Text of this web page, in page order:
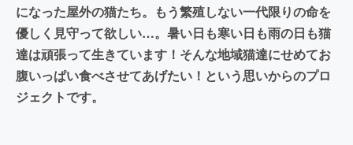
になった屋外の猫たち。もう繁殖しない一代限りの命を
優しく見守って欲しい…。暑い日も寒い日も雨の日も猫
達は頑張って生きています！そんな地域猫達にせめてお
腹いっぱい食べさせてあげたい！という思いからのプロ
ジェクトです。